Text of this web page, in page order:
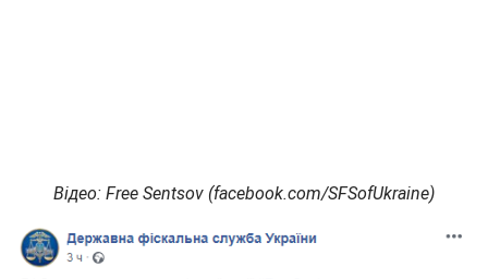
Відео: Free Sentsov (facebook.com/SFSofUkraine)